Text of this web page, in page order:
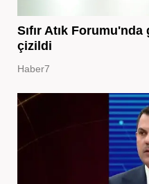
Sıfır Atık
çizildi
Haber7